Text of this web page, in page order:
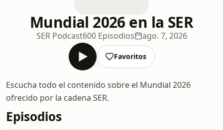
Mundial 2026 en la SER
SER Podcast600 Episodios ago. 7, 2026
Favoritos
Escucha todo el contenido sobre el Mundial 2026
ofrecido por la cadena SER.
Episodios